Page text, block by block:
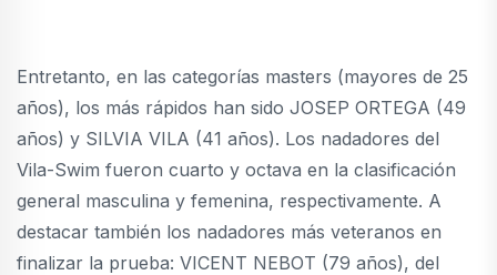
Entretanto, en las categorías masters (mayores de 25
años), los más rápidos han sido JOSEP ORTEGA (49
años) y SILVIA VILA (41 años). Los nadadores del
Vila-Swim fueron cuarto y octava en la clasificación
general masculina y femenina, respectivamente. A
destacar también los nadadores más veteranos en
finalizar la prueba: VICENT NEBOT (79 años), del